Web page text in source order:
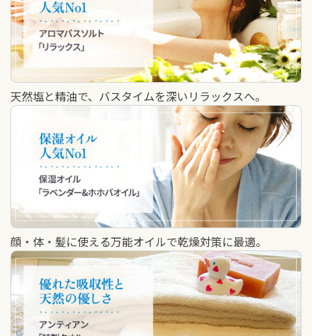
天然塩と精油で、バスタイムを深いリラックスへ。
顔・体・髪に使える万能オイルで乾燥対策に最適。